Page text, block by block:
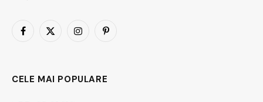
Facebook
X
InstagramPinterest
CELE MAI POPULARE